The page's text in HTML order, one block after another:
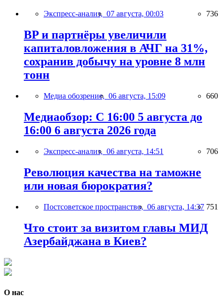
Экспресс-анализ, 07 августа, 00:03 736
BP и партнёры увеличили
капиталовложения в АЧГ на 31%,
сохранив добычу на уровне 8 млн
тонн
Медиа обозрение, 06 августа, 15:09 660
Медиаобзор: С 16:00 5 августа до
16:00 6 августа 2026 года
Экспресс-анализ, 06 августа, 14:51 706
Революция качества на таможне
или новая бюрократия?
Постсоветское пространство, 06 августа, 14:37 751
Что стоит за визитом главы МИД
Азербайджана в Киев?
О нас